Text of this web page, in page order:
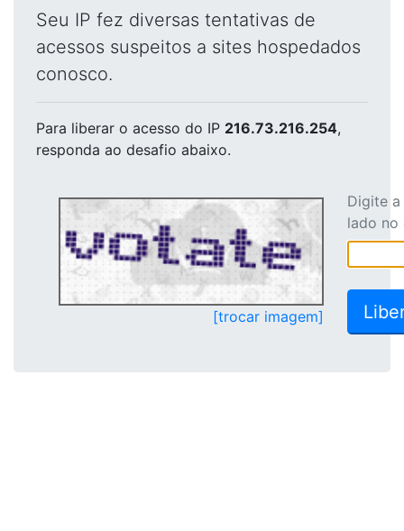
Seu IP fez diversas tentativas de
acessos suspeitos a sites hospedados
conosco.
Para liberar o acesso do IP 216.73.216.254,
responda ao desafio abaixo.
[trocar imagem]
Digite
lado no